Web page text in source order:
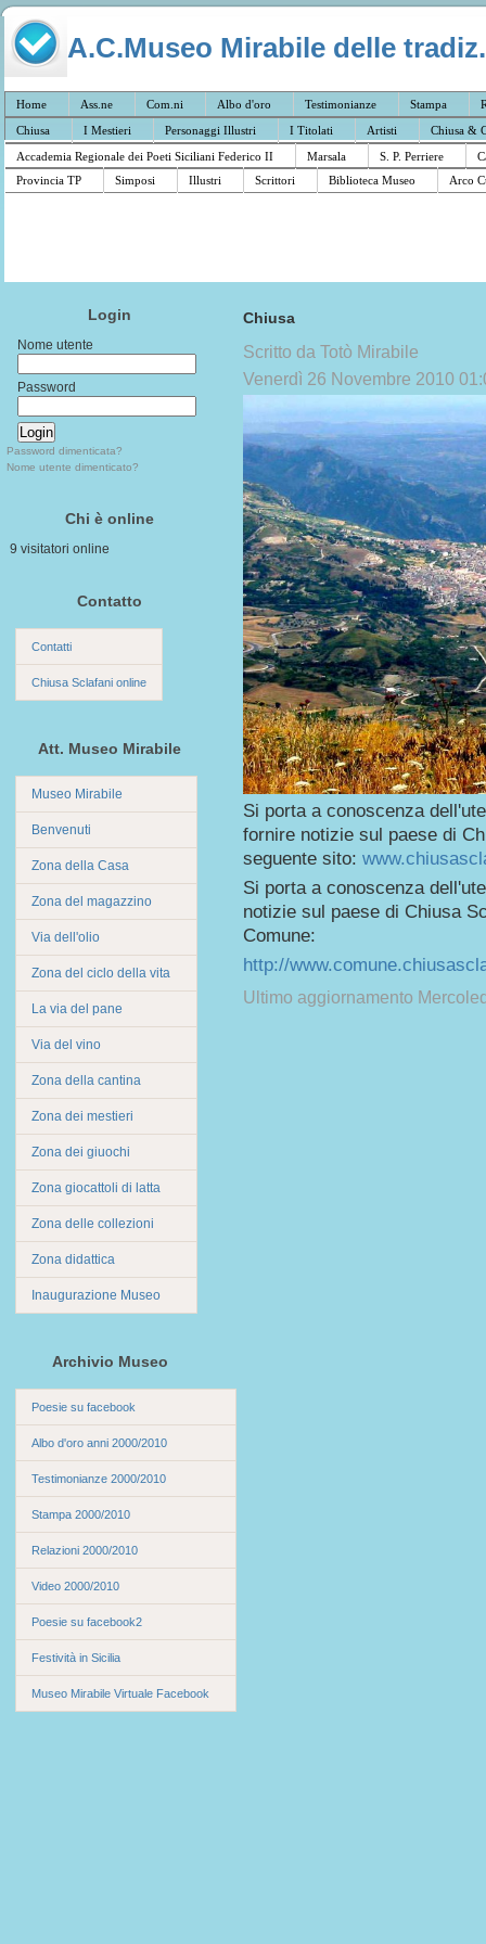
A.C.Museo Mirabile delle
Home Ass.ne Com.ni Albo d'oro Testimonianze Stampa
Chiusa
I Mestieri Personaggi Illustri I Titolati Artisti
Chiusa &
Accademia Regionale dei Poeti Siciliani Federico II
Marsala S. P. Perriere
Provincia TP
Simposi Illustri Scrittori Biblioteca Museo Arco
Login
Nome utente
Password
Password dimenticata?
Nome utente dimenticato?
Chi è online
9 visitatori online
Contatto
Contatti
Chiusa Sclafani online
Att. Museo Mirabile
Museo Mirabile
Benvenuti
Zona della Casa
Zona del magazzino
Via dell'olio
Zona del ciclo della vita
La via del pane
Via del vino
Zona della cantina
Zona dei mestieri
Zona dei giuochi
Zona giocattoli di latta
Zona delle collezioni
Zona didattica
Inaugurazione Museo
Archivio Museo
Poesie su facebook
Albo d'oro anni 2000/2010
Testimonianze 2000/2010
Stampa 2000/2010
Relazioni 2000/2010
Video 2000/2010
Poesie su facebook2
Festività in Sicilia
Museo Mirabile Virtuale Facebook
Chiusa
Scritto da Totò Mirabile
Venerdì 26 Novembre 2010
Si porta a conoscenza
fornire notizie sul paese di
seguente sito:
Si porta a conoscenza
notizie sul paese di Chiusa
Comune:
http://
Ultimo aggiornamento